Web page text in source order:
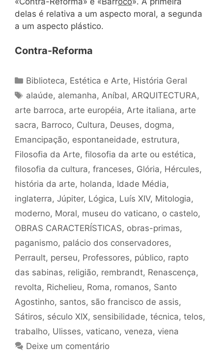
delas é relativa a um aspecto moral, a segunda
a um aspecto plástico.
Contra-Reforma
Categorias
Biblioteca, Estética e Arte, História Geral
Tags
alaúde, alemanha,Aníbal,ARQUITECTURA,
arte barroca, arte européia, Arte italiana, arte
sacra, Barroco, Cultura, Deuses, dogma,
Emancipação, espontaneidade, estrutura,
Filosofia da Arte, filosofia da arte ou estética,
filosofia da cultura, franceses, Glória, Hércules,
história da arte, holanda, Idade Média,
inglaterra, Júpiter, Lógica, Luís XIV, Mitologia,
moderno, Moral, museu do vaticano, o castelo,
OBRAS CARACTERÍSTICAS, obras-primas,
paganismo, palácio dos conservadores,
Perrault, perseu, Professores, público, rapto
das sabinas, religião, rembrandt, Renascença,
revolta, Richelieu, Roma, romanos, Santo
Agostinho, santos, são francisco de assis,
Sátiros, século XIX, sensibilidade, técnica, telos,
trabalho, Ulisses, vaticano, veneza, viena
Deixe um comentário